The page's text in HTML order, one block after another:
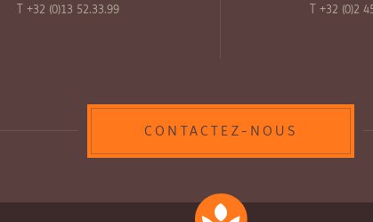
T +32 (0)13 52.33.99 T +32 (0)2
CONTACTEZ-NOUS